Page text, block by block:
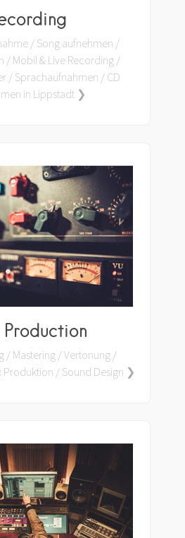
/ Song aufnehmen /
/ Mobil & Live Recording /
/ Sprachaufnahmen / CD
in Lippstadt ❯
Production
/ Mastering / Vertonung /
Produktion / Sound Design ❯